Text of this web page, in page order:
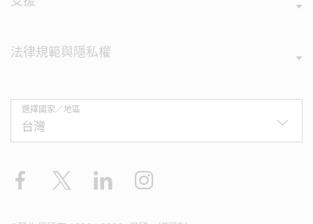
法律規範與隱私權
選擇國家／地區
Facebook LinkedIn